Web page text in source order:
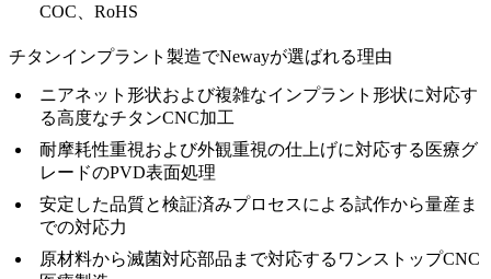
COC、RoHS
チタンインプラント製造でNewayが選ばれる理由
ニアネット形状および複雑なインプラント形状に対応す
る高度なチタンCNC加工
耐摩耗性重視および外観重視の仕上げに対応する医療グ
レードのPVD表面処理
安定した品質と検証済みプロセスによる試作から量産ま
での対応力
原材料から滅菌対応部品まで対応する ワンストップCNC